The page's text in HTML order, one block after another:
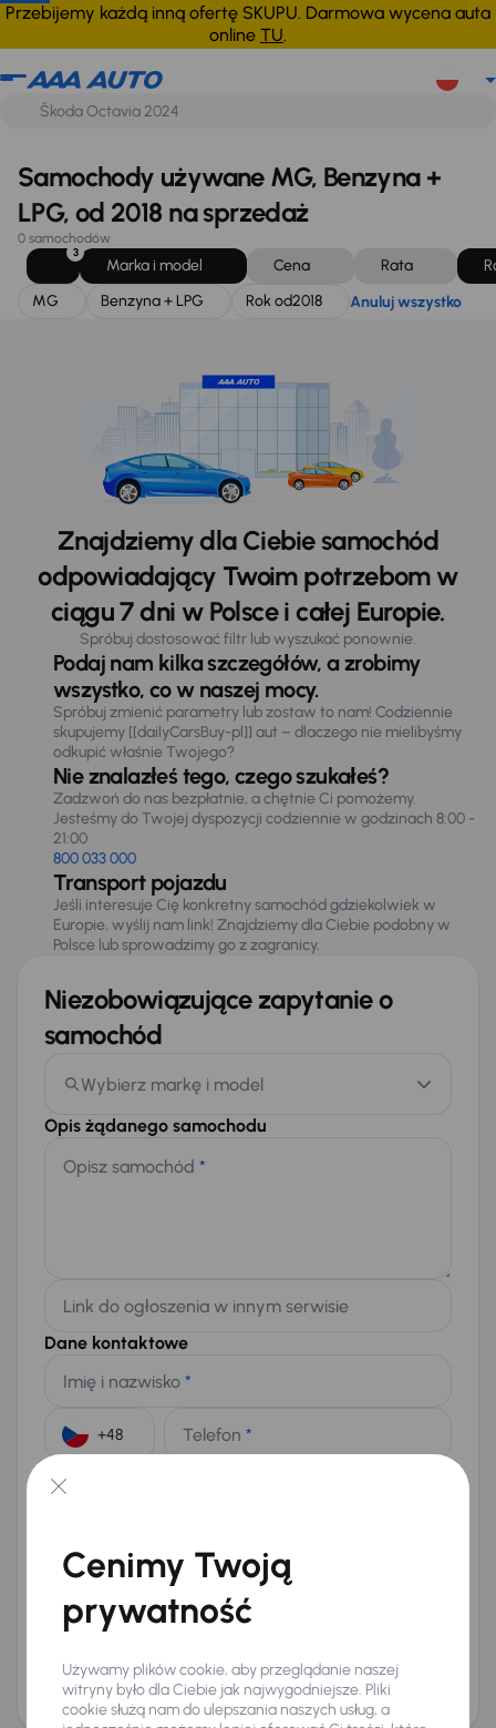
Przebijemy każdą inną ofertę SKUPU. Darmowa wycena auta
online TU.
MG Benzyna + LPG Rok od2018 Anuluj wszystko
Samochody używane MG, Benzyna +
LPG, od 2018 na sprzedaż
0 samochodów
3
Marka i model Cena Rata
MG
Benzyna + LPG Rok od2018 Anuluj wszystko
Znajdziemy dla Ciebie samochód
odpowiadający Twoim potrzebom w
ciągu 7 dni w Polsce i całej Europie.
Spróbuj dostosować filtr lub wyszukać ponownie.
Podaj nam kilka szczegółów, a zrobimy
wszystko, co w naszej mocy.
Spróbuj zmienić parametry lub zostaw to nam! Codziennie
skupujemy [[dailyCarsBuy-pl]] aut – dlaczego nie mielibyśmy
odkupić właśnie Twojego?
Nie znalazłeś tego, czego szukałeś?
Zadzwoń do nas bezpłatnie, a chętnie Ci pomożemy.
Jesteśmy do Twojej dyspozycji codziennie w godzinach 8:00 -
21:00
800 033 000
Transport pojazdu
Jeśli interesuje Cię konkretny samochód gdziekolwiek w
Europie, wyślij nam link! Znajdziemy dla Ciebie podobny w
Polsce lub sprowadzimy go z zagranicy.
Niezobowiązujące zapytanie o
samochód
Wybierz markę i model
Opis żądanego samochodu
Opisz samochód *
Link do ogłoszenia w innym serwisie
Dane kontaktowe
Imię i nazwisko *
Telefon *
E-mail
Na numer telefonu (opcjonalnie)
Wyślij zapytanie
ani zagwarantowaną dostępnością pojazdu. AURES Holdings a.s., z siedzibą
Dopraváků 874/15, Čimice, 184 00 Praga 8, będzie przechowywać i przetwarzać
Twoje dane osobowe zgodnie z zasadami ochrony i przetwarzaniadanych
osobowych
Cenimy Twoją
prywatność
Używamy plików cookie, aby przeglądanie naszej
witryny było dla Ciebie jak najwygodniejsze. Pliki
cookie służą nam do ulepszania naszych usług, a